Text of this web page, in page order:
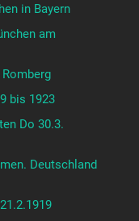
in Bayern
am
bis 1923
Do 30.3.
Deutschland